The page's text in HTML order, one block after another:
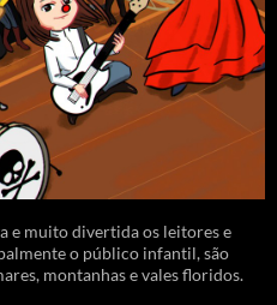
e muito divertida os leitores e
o público infantil, são
montanhas e vales floridos.